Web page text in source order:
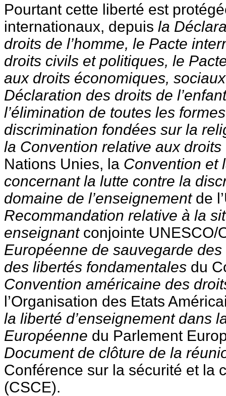
Pourtant cette liberté est
internationaux, depuis la
droits de l’homme, le Pacte
droits civils et politiques, le
aux droits économiques,
Déclaration des droits de
l’élimination de toutes les
discrimination fondées sur la
la Convention relative aux droits
Nations Unies, la Convention et
concernant la lutte contre la
domaine de l’enseignementde
Recommandation relative à la
enseignantconjointe UNESCO/
Européenne de sauvegarde des
des libertés fondamentales du
Convention américaine des
l’Organisation des Etats
la liberté d’enseignement dans
Européenne du Parlement
Document de clôture de la
Conférence sur la sécurité et la
(CSCE).